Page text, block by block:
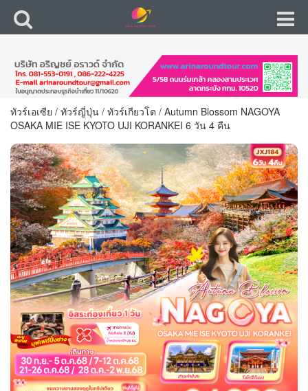
ทัวร์เอเซีย / ทัวร์ญี่ปุ่น / ทัวร์เกียวโต / Autumn Blossom NAGOYA
OSAKA MIE ISE KYOTO UJI KORANKEI 6 วัน 4 คืน